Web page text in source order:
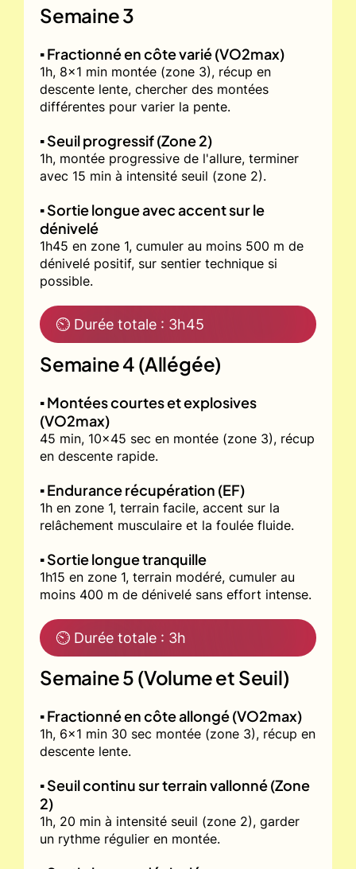
Semaine 3
▪️ Fractionné en côte varié (VO2max)
1h, 8x1 min montée (zone 3), récup en
descente lente, chercher des montées
différentes pour varier la pente.
▪️ Seuil progressif (Zone 2)
1h, montée progressive de l'allure, terminer
avec 15 min à intensité seuil (zone 2).
▪️ Sortie longue avec accent sur le
dénivelé
1h45 en zone 1, cumuler au moins 500 m de
dénivelé positif, sur sentier technique si
possible.
⏲ Durée totale : 3h45
Semaine 4 (Allégée)
▪️ Montées courtes et explosives
(VO2max)
45 min, 10x45 sec en montée (zone 3), récup
en descente rapide.
▪️ Endurance récupération (EF)
1h en zone 1, terrain facile, accent sur la
relâchement musculaire et la foulée fluide.
▪️ Sortie longue tranquille
1h15 en zone 1, terrain modéré, cumuler au
moins 400 m de dénivelé sans effort intense.
⏲ Durée totale : 3h
Semaine 5 (Volume et Seuil)
▪️ Fractionné en côte allongé (VO2max)
1h, 6x1 min 30 sec montée (zone 3), récup en
descente lente.
▪️ Seuil continu sur terrain vallonné (Zone
2)
1h, 20 min à intensité seuil (zone 2), garder
un rythme régulier en montée.